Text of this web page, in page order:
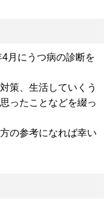
月にうつ病の診断を
策、生活していくう
ったことなどを綴っ
の参考になれば幸い